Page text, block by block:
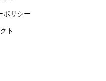
ポリシー
ト